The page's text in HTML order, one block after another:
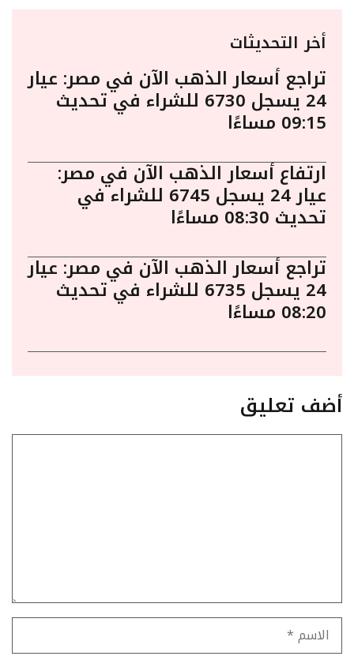
أخر التحديثات
تراجع أسعار الذهب الآن في مصر: عيار
24 يسجل 6730 للشراء في تحديث
09:15 مساءًا
ارتفاع أسعار الذهب الآن في مصر:
عيار 24 يسجل 6745 للشراء في
تحديث 08:30 مساءًا
تراجع أسعار الذهب الآن في مصر: عيار
24 يسجل 6735 للشراء في تحديث
08:20 مساءًا
أضف تعليق
الاسم